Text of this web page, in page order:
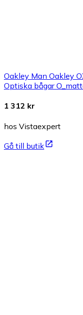
Oakley Man Oakley
Optiska bågar
1 312 kr
hos Vistaexpert
Gå till butik